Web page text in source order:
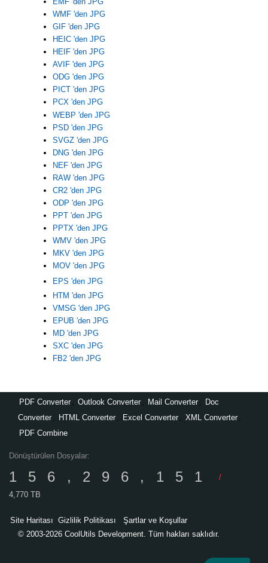
WMF 'den JPG
GIF 'den JPG
HEIC 'den JPG
HEIF 'den JPG
AVIF 'den JPG
ODG 'den JPG
PICT 'den JPG
PCX 'den JPG
WEBP 'den JPG
PSD 'den JPG
SVGZ 'den JPG
DNG 'den JPG
NEF 'den JPG
RAW 'den JPG
CR2 'den JPG
ODP 'den JPG
PPT 'den JPG
PPTX 'den JPG
WMV 'den JPG
MKV 'den JPG
MOV 'den JPG
EPS 'den JPG
HTM 'den JPG
VMSG 'den JPG
EPUB 'den JPG
MD 'den JPG
SXC 'den JPG
FB2 'den JPG
PDF Converter Outlook Converter Mail Converter
Doc
Converter
HTML Converter Excel Converter XML Converter
PDF Combine
Dönüştürülen Dosyalar:
156,296,151
/
4,770 TB
Site Haritası Gizlilik Politikası
Şartlar ve Koşullar
© 2003-2026 CoolUtils Development. Tüm hakları saklıdır.